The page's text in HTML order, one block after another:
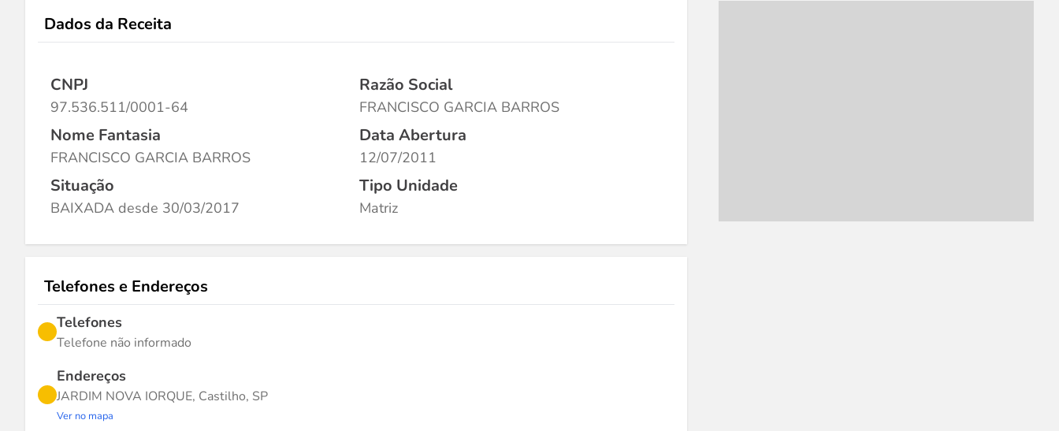
Dados da Receita
CNPJ
97.536.511/0001-64
Razão Social
FRANCISCO GARCIA BARROS
Nome Fantasia
FRANCISCO GARCIA BARROS
Data Abertura
12/07/2011
Situação
BAIXADA desde 30/03/2017
Tipo Unidade
Matriz
Telefones e Endereços
Telefones
Telefone não informado
Endereços
JARDIM NOVA IORQUE, Castilho, SP
Ver no mapa